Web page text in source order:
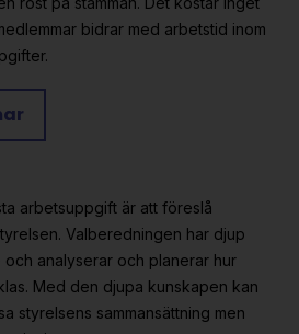
bidrar med arbetstid inom
arbetsuppgift är att föreslå
Valberedningen har djup
och analyserar och planerar hur
Med den djupa kunskapen kan
styrelsens sammansättning men